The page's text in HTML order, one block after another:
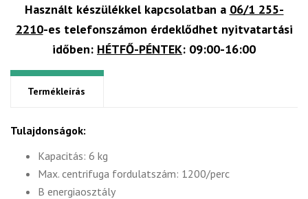
Használt készülékkel kapcsolatban a 06/1 255-
2210-es telefonszámon érdeklődhet nyitvatartási
időben: HÉTFŐ-PÉNTEK: 09:00-16:00
Termékleírás
Tulajdonságok:
Kapacitás: 6 kg
Max. centrifuga fordulatszám: 1200/perc
B energiaosztály